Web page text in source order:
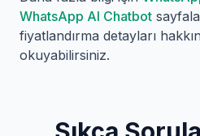
WhatsApp AI Chatbot
fiyatlandırma detayları
okuyabilirsiniz.